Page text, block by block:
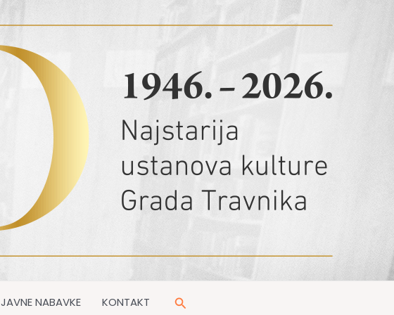
JAVNE NABAVKE KONTAKT Pretraga